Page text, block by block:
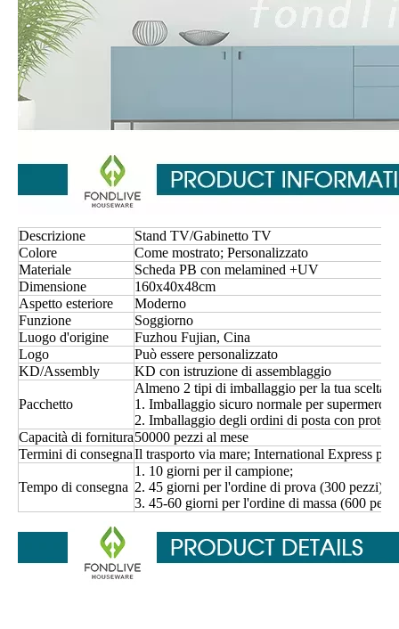
Descrizione
Stand TV/Gabinetto TV
Colore
Come mostrato; Personalizzato
Materiale
Scheda PB con melamined +UV
Dimensione
160x40x48cm
Aspetto esteriore
Moderno
Funzione
Soggiorno
Luogo d'origine
Fuzhou Fujian, Cina
Logo
Può essere personalizzato
KD/Assembly
KD con istruzione di assemblaggio
Pacchetto
Almeno 2 tipi di imballaggio per la tua scelta.
1. Imballaggio sicuro normale per
2. Imballaggio degli ordini di posta con
Capacità di fornitura50000 pezzi al mese
Termini di consegnaIl trasporto via mare; International Express per
Tempo di consegna
1. 10 giorni per il campione;
2. 45 giorni per l'ordine di prova (300 pezzi)
3. 45-60 giorni per l'ordine di massa (600